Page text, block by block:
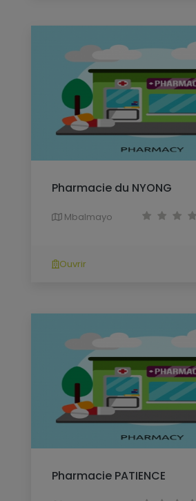
Pharmacie du NYONG
Mbalmayo
Ouvrir
Pharmacie PATIENCE